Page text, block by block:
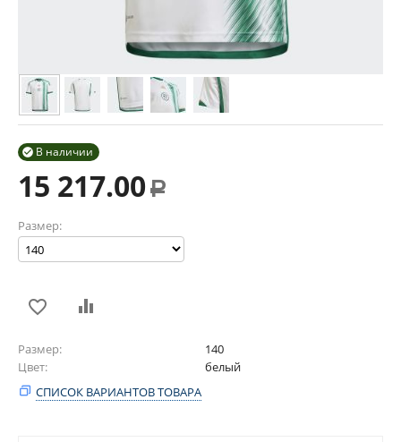
В наличии

15 217.00 Р
Размер:
Размер
140
Цвет
белый
СПИСОК ВАРИАНТОВ ТОВАРА